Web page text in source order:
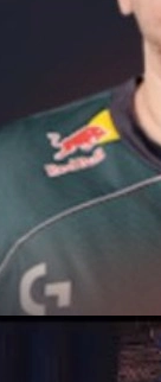
17, 2026